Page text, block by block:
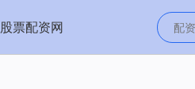
股票配资网